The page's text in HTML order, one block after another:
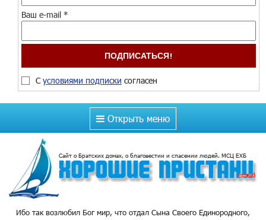
Ваш e-mail *
Сусловиями подписки согласен
Открыть меню
Сайт о Братских домах, о благовестии и спасении людей. МСЦ ЕХБ
Ибо так возлюбил Бог мир, что отдал Сына Своего Единородного,